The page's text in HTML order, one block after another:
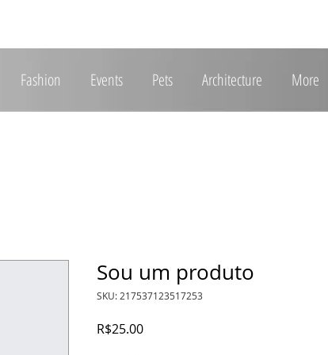
Fashion Events Pets Architecture More
Sou um produto
SKU: 217537123517253
R$25.00Price